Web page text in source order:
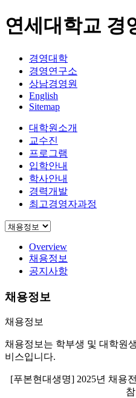
연세대학교 경
경영대학
경영연구소
상남경영원
English
Sitemap
대학원소개
교수진
프로그램
입학안내
학사안내
경력개발
최고경영자과정
Overview
채용정보
공지사항
채용정보
채용정보
채용정보는 학부생 및 대학원
비스입니다.
[푸본현대생명] 2025년 채용